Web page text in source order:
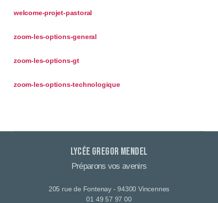
welcome-projet-pastoral
zoom-les-options-general
zoom-les-options-gt
zoom-les-options-technologique
Lycée Gregor Mendel
Préparons vos avenirs
205 rue de Fontenay - 94300 Vincennes
01 49 57 97 00